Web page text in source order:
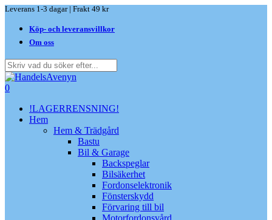
Skip
main
content
Leverans 1-3 dagar | Frakt 49 kr
Köp- och leveransvillkor
Om oss
Close
Search
search
0
!LAGERRENSNING!
Hem
Hem & Trädgård
Bastu
Bil & Garage
Backspeglar
Bilsäkerhet
Fordonselektronik
Fönsterskydd
Förvaring till bil
Motorfordonsvård